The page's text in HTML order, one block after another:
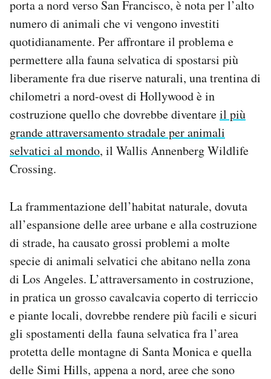
Notifiche mobile
Regala il Post
Hai bisogno di aiuto?
Esci
porta a nord verso San Francisco, è nota per l’alto
numero di animali che vi vengono investiti
quotidianamente. Per affrontare il problema e
permettere alla fauna selvatica di spostarsi più
liberamente fra due riserve naturali, una trentina di
chilometri a nord-ovest di Hollywood è in
costruzione quello che dovrebbe diventareil più
grande attraversamento stradale per animali
selvatici al mondo, il Wallis Annenberg Wildlife
Crossing.
La frammentazione dell’habitat naturale, dovuta
all’espansione delle aree urbane e alla costruzione
di strade, ha causato grossi problemi a molte
specie di animali selvatici che abitano nella zona
di Los Angeles. L’attraversamento in costruzione,
in pratica un grosso cavalcavia coperto di terriccio
e piante locali, dovrebbe rendere più facili e sicuri
gli spostamenti della fauna selvatica fra l’area
protetta delle montagne di Santa Monica e quella
delle Simi Hills, appena a nord, aree che sono